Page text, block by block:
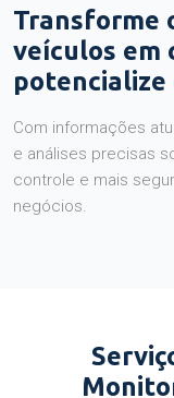
Transforme
veículos em
potencialize
Com informações
e análises precisas
controle e mais
negócios.